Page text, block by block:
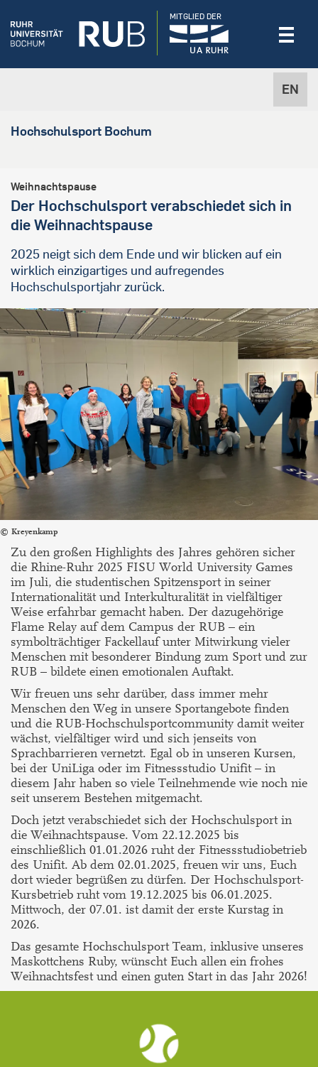
EN
MITGLIED DER
Hochschulsport Bochum
Weihnachtspause
Der Hochschulsport verabschiedet sich in
die Weihnachtspause
2025 neigt sich dem Ende und wir blicken auf ein
wirklich einzigartiges und aufregendes
Hochschulsportjahr zurück.
Kreyenkamp
Zu den großen Highlights des Jahres gehören sicher
die Rhine-Ruhr 2025 FISU World University Games
im Juli, die studentischen Spitzensport in seiner
Internationalität und Interkulturalität in vielfältiger
Weise erfahrbar gemacht haben. Der dazugehörige
Flame Relay auf dem Campus der RUB – ein
symbolträchtiger Fackellauf unter Mitwirkung vieler
Menschen mit besonderer Bindung zum Sport und zur
RUB – bildete einen emotionalen Auftakt.
Wir freuen uns sehr darüber, dass immer mehr
Menschen den Weg in unsere Sportangebote finden
und die RUB-Hochschulsportcommunity damit weiter
wächst, vielfältiger wird und sich jenseits von
Sprachbarrieren vernetzt. Egal ob in unseren Kursen,
bei der UniLiga oder im Fitnessstudio Unifit – in
diesem Jahr haben so viele Teilnehmende wie noch nie
seit unserem Bestehen mitgemacht.
Doch jetzt verabschiedet sich der Hochschulsport in
die Weihnachtspause. Vom 22.12.2025 bis
einschließlich 01.01.2026 ruht der Fitnessstudiobetrieb
des Unifit. Ab dem 02.01.2025, freuen wir uns, Euch
dort wieder begrüßen zu dürfen. Der Hochschulsport-
Kursbetrieb ruht vom 19.12.2025 bis 06.01.2025.
Mittwoch, der 07.01. ist damit der erste Kurstag in
2026.
Das gesamte Hochschulsport Team, inklusive unseres
Maskottchens Ruby, wünscht Euch allen ein frohes
Weihnachtsfest und einen guten Start in das Jahr 2026!